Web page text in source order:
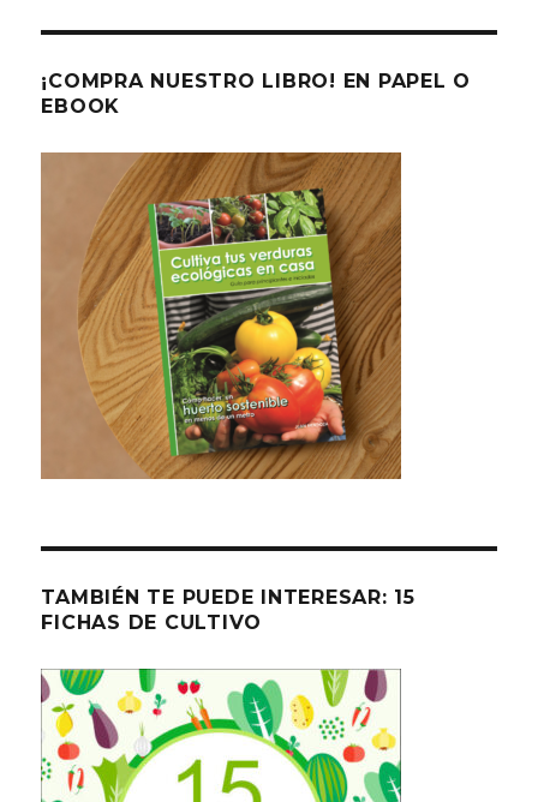
¡COMPRA NUESTRO LIBRO! EN PAPEL O
EBOOK
TAMBIÉN TE PUEDE INTERESAR: 15
FICHAS DE CULTIVO